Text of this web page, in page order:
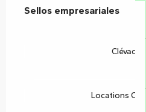
Sellos empresariales
Sellos empresariales
Locations